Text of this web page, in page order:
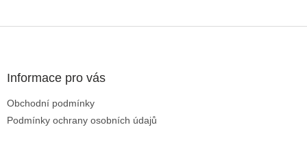
Informace pro vás
Obchodní podmínky
Podmínky ochrany osobních údajů